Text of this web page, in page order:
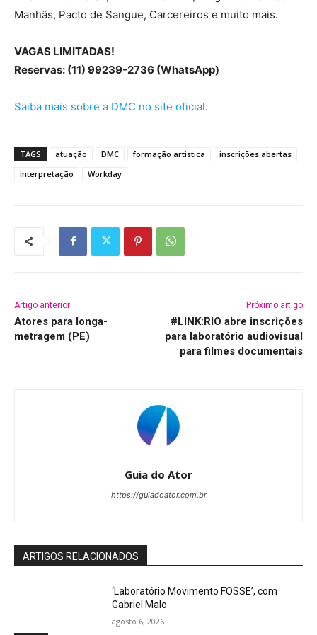
Manhãs, Pacto de Sangue, Carcereiros e muito mais.
VAGAS LIMITADAS!
Reservas: (11) 99239-2736 (WhatsApp)
Saiba mais sobre a DMC no site oficial.
TAGS atuação DMC formação artistica
inscrições abertas
interpretação
Workday
Artigo anterior
Atores para longa-
metragem (PE)
Próximo artigo
#LINK:RIO abre inscrições
para laboratório audiovisual
para filmes documentais
Guia do Ator
https://guiadoator.com.br
ARTIGOS RELACIONADOS
‘Laboratório Movimento FOSSE’, com
Gabriel Malo
agosto 6, 2026